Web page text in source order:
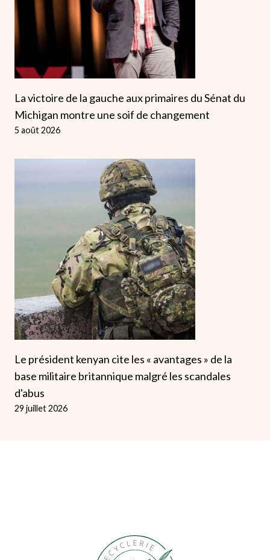
La victoire de la gauche aux primaires du Sénat du
Michigan montre une soif de changement
5 août 2026
Le président kenyan cite les « avantages » de la
base militaire britannique malgré les scandales
d'abus
29 juillet 2026